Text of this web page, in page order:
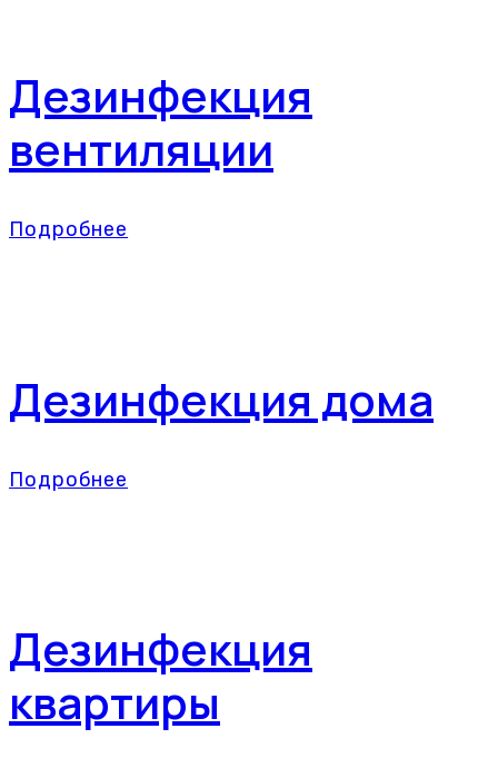
Дезинфекция
вентиляции
Подробнее
Дезинфекция дома
Подробнее
Дезинфекция
квартиры